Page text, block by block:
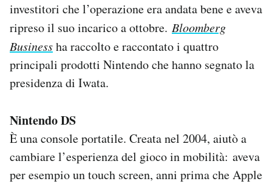
investitori che l’operazione era andata bene e aveva
ripreso il suo incarico a ottobre. Bloomberg
Businessha raccolto e raccontato i quattro
principali prodotti Nintendo che hanno segnato la
presidenza di Iwata.
Nintendo DS
È una console portatile. Creata nel 2004, aiutò a
cambiare l’esperienza del gioco in mobilità: aveva
per esempio un touch screen, anni prima che Apple